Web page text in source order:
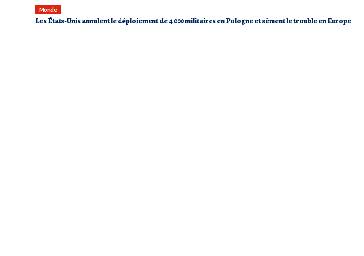
Monde
Les États-Unis annulent le déploiement de 4 000 militaires en Pologne et sèment le trouble en Europe